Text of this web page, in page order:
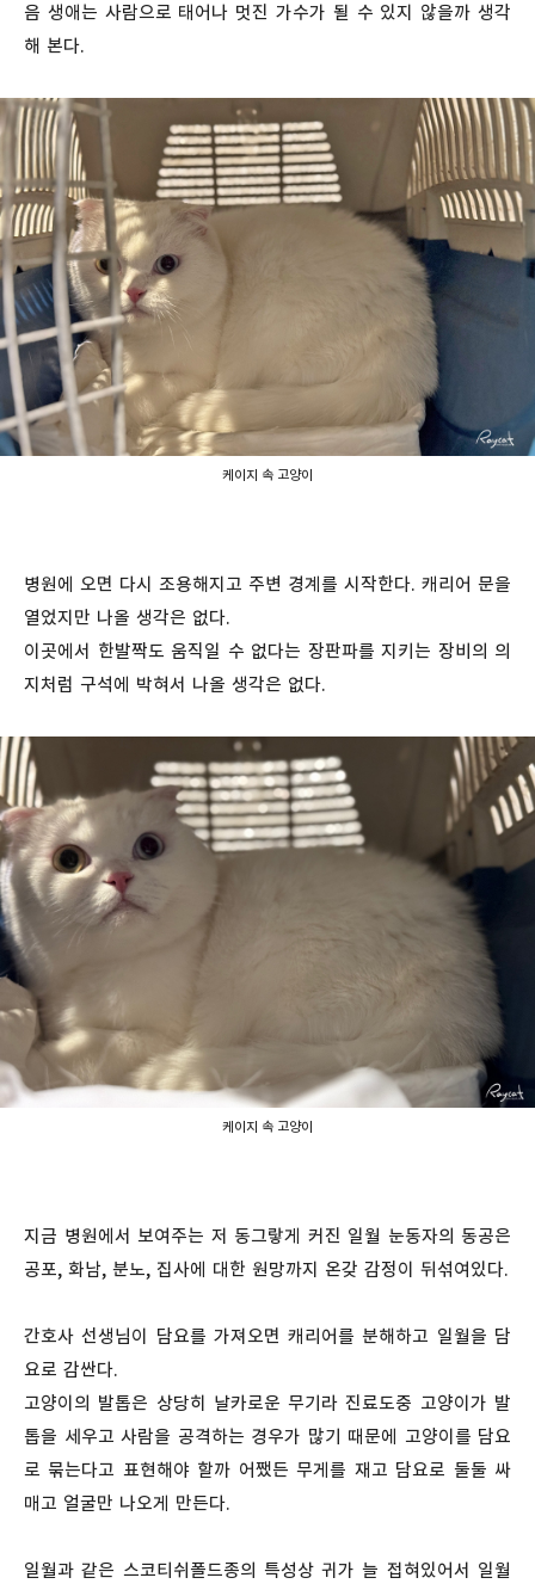
음 생애는 사람으로 태어나 멋진 가수가 될 수 있지 않을까 생각
해 본다.
케이지 속 고양이
병원에 오면 다시 조용해지고 주변 경계를 시작한다. 캐리어 문을
열었지만 나올 생각은 없다.
이곳에서 한발짝도 움직일 수 없다는 장판파를 지키는 장비의 의
지처럼 구석에 박혀서 나올 생각은 없다.
케이지 속 고양이
지금 병원에서 보여주는 저 동그랗게 커진 일월 눈동자의 동공은
공포, 화남, 분노, 집사에 대한 원망까지 온갖 감정이 뒤섞여있다.
간호사 선생님이 담요를 가져오면 캐리어를 분해하고 일월을 담
요로 감싼다.
고양이의 발톱은 상당히 날카로운 무기라 진료도중 고양이가 발
톱을 세우고 사람을 공격하는 경우가 많기 때문에 고양이를 담요
로 묶는다고 표현해야 할까 어쨌든 무게를 재고 담요로 둘둘 싸
매고 얼굴만 나오게 만든다.
일월과 같은 스코티쉬폴드종의 특성상 귀가 늘 접혀있어서 일월